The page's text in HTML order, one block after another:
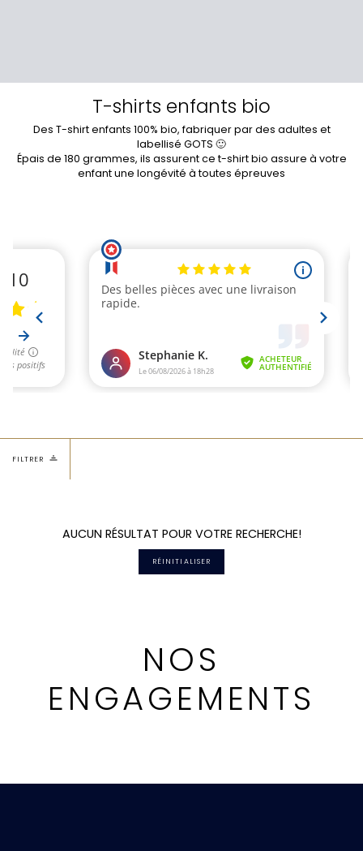
T-shirts enfants bio
Des T-shirt enfants 100% bio, fabriquer par des adultes et
labellisé GOTS 🙂
Épais de 180 grammes, ils assurent ce t-shirt bio assure à votre
enfant une longévité à toutes épreuves
FILTRER
AUCUN RÉSULTAT POUR VOTRE RECHERCHE!
RÉINITIALISER
NOS
ENGAGEMENTS